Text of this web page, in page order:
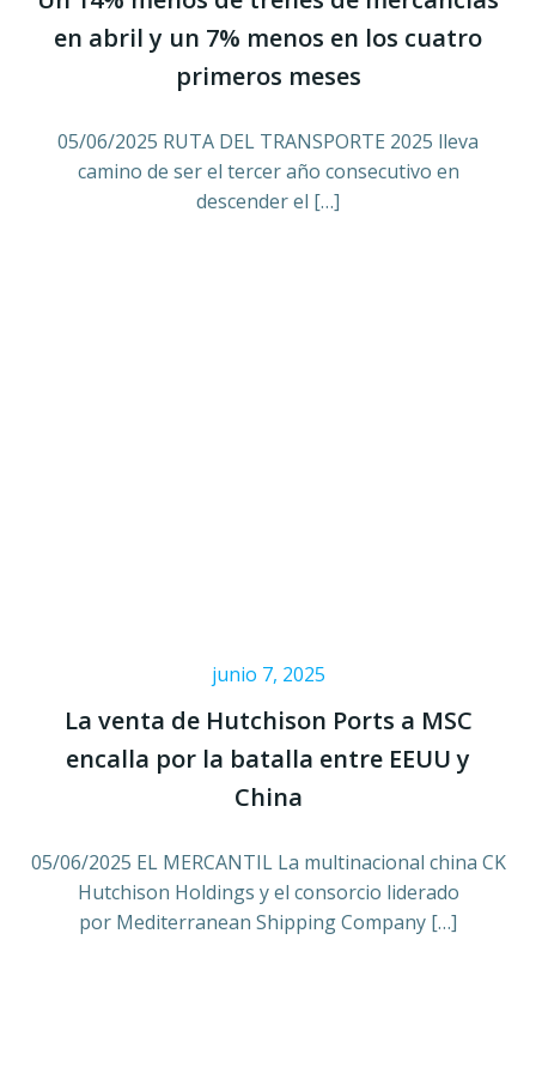
en abril y un 7% menos en los cuatro
primeros meses
05/06/2025 RUTA DEL TRANSPORTE 2025 lleva
camino de ser el tercer año consecutivo en
descender el […]
junio 7, 2025
La venta de Hutchison Ports a MSC
encalla por la batalla entre EEUU y
China
05/06/2025 EL MERCANTIL La multinacional china CK
Hutchison Holdings y el consorcio liderado
por Mediterranean Shipping Company […]